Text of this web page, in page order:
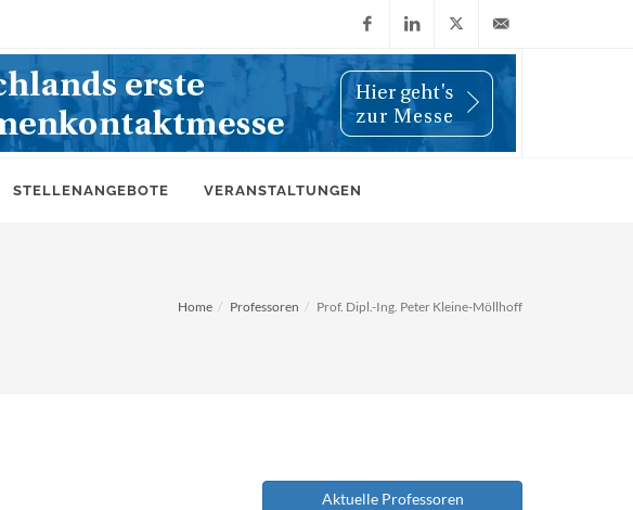
FacebookLinkedIn
X
(Twitter)
info@wiwi-
STELLENANGEBOTE VERANSTALTUNGEN
Home Professoren Prof. Dipl.-Ing. Peter Kleine-Möllhoff
Aktuelle Professoren